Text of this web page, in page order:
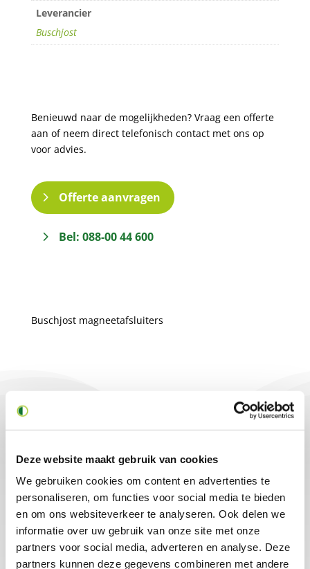
Deze website maakt gebruik van cookies
We gebruiken cookies om content en advertenties te
personaliseren, om functies voor social media te bieden
en om ons websiteverkeer te analyseren. Ook delen we
informatie over uw gebruik van onze site met onze
partners voor social media, adverteren en analyse. Deze
partners kunnen deze gegevens combineren met andere
Leverancier
Buschjost
Benieuwd naar de mogelijkheden? Vraag een offerte
aan of neem direct telefonisch contact met ons op
voor advies.
Offerte aanvragen
Bel: 088-00 44 600
Buschjost magneetafsluiters
Gerelateerde producten